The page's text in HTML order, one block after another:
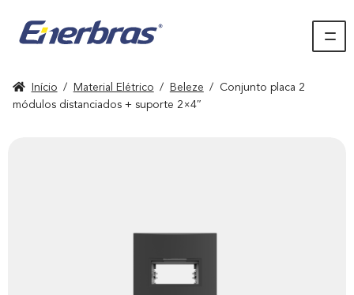
Início / Material Elétrico / Beleze /
Conjunto placa 2
módulos distanciados + suporte 2×4″